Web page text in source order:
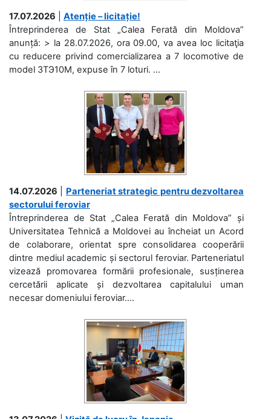
17.07.2026
Atenție – licitație!
Întreprinderea de Stat „Calea Ferată din Moldova”
anunță: > la 28.07.2026, ora 09.00, va avea loc licitaţia
cu reducere privind comercializarea a 7 locomotive de
model 3ТЭ10М, expuse în 7 loturi. ...
14.07.2026
Parteneriat strategic pentru dezvoltarea
sectorului feroviar
Întreprinderea de Stat „Calea Ferată din Moldova” și
Universitatea Tehnică a Moldovei au încheiat un Acord
de colaborare, orientat spre consolidarea cooperării
dintre mediul academic și sectorul feroviar. Parteneriatul
vizează promovarea formării profesionale, susținerea
cercetării aplicate și dezvoltarea capitalului uman
necesar domeniului feroviar....